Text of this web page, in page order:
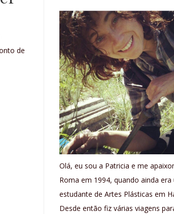
de
Olá, eu sou a Patricia e me
Roma em 1994, quando ainda era
estudante de Artes Plásticas em
Desde então fiz várias viagens